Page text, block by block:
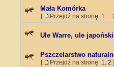
Mała Komórka
[ Przejdź na stronę: 1 ...
Ule Warre, ule
Pszczelarstwo
[ Przejdź na stronę: 1, 2 ]